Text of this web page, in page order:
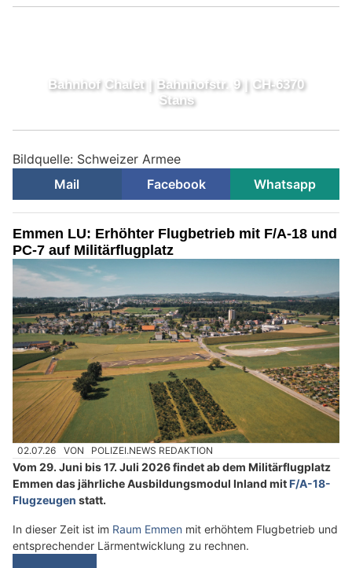
Bildquelle: Schweizer Armee
Mail
Facebook Whatsapp
Emmen LU: Erhöhter Flugbetrieb mit F/A-18 und
PC-7 auf Militärflugplatz
02.07.26 VON POLIZEI.NEWS REDAKTION
Vom 29. Juni bis 17. Juli 2026 findet ab dem Militärflugplatz
Emmen das jährliche Ausbildungsmodul Inland mitF/A-18-
Flugzeugen statt.
In dieser Zeit ist im Raum Emmen mit erhöhtem Flugbetrieb und
entsprechender Lärmentwicklung zu rechnen.